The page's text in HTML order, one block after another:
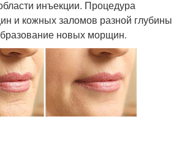
инъекции. Процедура
и кожных заломов разной глубины
новых морщин.